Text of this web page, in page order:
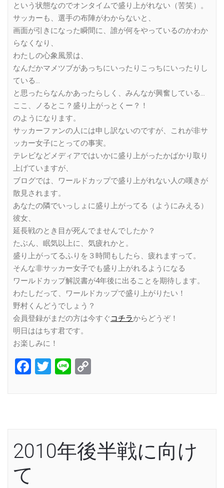
という状態なのでオンタイムで盛り上がれない（苦笑）。
サッカーも、選手の布陣がわからないと、
画面が引きになった瞬間に、誰が何をやっているのかわか
らなくなり、
わたしの心象風景は、
なんだかマメツブがあっちにいったりこっちにいったりし
ている…
と思ったらなんかあったらしく、みんなが興奮している…
ここ、ノるとこ？盛り上がっとくー？！
のようになります。
サッカーファンの人には申し訳ないのですが、これが非サ
ッカー女子にとっての事実。
テレビなどメディアではいかに盛り上がったかばかり取り
上げていますが、
ブログでは、ワールドカップで盛り上がれない人の嘆きが
散見されます。
あなたの隣でいっしょに盛り上がってる（ようにみえる）
彼女、
延長戦のとき目が死んでませんでしたか？
たぶん、眠気以上に、気疲れかと。
盛り上がってるふりを３時間もしたら、疲れますって。
そんな非サッカー女子でも盛り上がれるようになる
ワールドカップ解説書が4年後に出ることを期待します。
わたしだって、ワールドカップで盛り上がりたい！
野村くんどうでしょう？
会員登録がまだの方は今すぐコチラからどうぞ！
明日ははちす君です。
お楽しみに！
Facebook
Twitter
Line
2010年後半戦に向け
て